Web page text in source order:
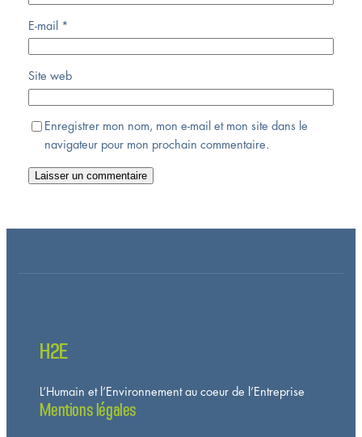
E-mail *
Site web
Enregistrer mon nom, mon e-mail et mon site dans le
navigateur pour mon prochain commentaire.
H2E
L’Humain et l’Environnement au coeur de l’Entreprise
Mentions légales